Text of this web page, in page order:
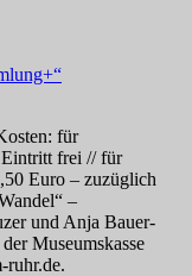
für
frei // für
Euro – zuzüglich
–
und Anja Bauer-
Museumskasse
ruhr.de.